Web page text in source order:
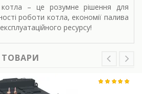
– це розумне рішення для
роботи котла, економії палива
ресурсу!